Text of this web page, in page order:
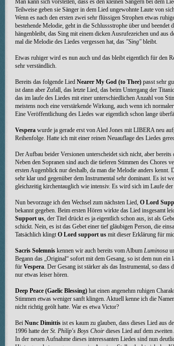
Teilweise geben sie Sänger in dem Lied ungewohnte Laute von
Wenn es nach den ersten zwei sehr flüssigen Strophen etwas
bestehende Melodie, geht in die Schlussstrophe über und
hängenbleibt, das Sing mit einem dicken Ausrufezeichen und
mal die Melodie des Liedes vergessen hat, das "Sing" bleibt.
Etwas ruhiger wird es nun auch und das bleibt eigentlich für den
sehr verständlich.
Bereits das folgende Lied Nearer My God (to Thee) passt sehr
ist dann aber Zufall, das letzte Lied, das beim Untergang der
das im laufe des Liedes mit einer unterschiedlichen Anzahl von
meistens noch eine verstärkende Wirkung, auch wenn ich
Eine Veröffentlichung des Liedes war eigentlich schon lange
Vespera wurde ja gerade erst von Aled Jones mit LIBERA neu
Reihenfolge. Hatte ich mit einer reinen Neuauflage des Liedes
Der Aufbau beider Versionen unterscheidet sich nicht, aber
Neben den Sopranen sind auch die tieferen Stimmen des
ersten Augenblick nur deshalb, da man die Melodie anders
sehr klar und gegenüber dem Instrumental sehr dominant. Es ist
gleichzeitig kirchentauglich wie intensiv. Es wird sich im Laufe
Nun bevorzuge ich den Wechsel zum nächsten Lied, O Lord
bekannt gegeben. Beim ersten Hören wirkte das Lied insgesamt
Support us , der Titel drückt es ja eigentlich schon aus, ist als
schickt. Nein, es ist das Gebet einer tief gläubigen Person, die
Tatsächlich klingt O Lord support us mit dieser Erklärung für
Sacris Solemnis kennen wir auch bereits vom Album Luminosa
Begann das „Original“ sofort mit dem Gesang, so ist dem nun
für Vespera . Der Gesang ist stärker als das Instrumental, so
nur etwas leiser hören.
Deep Peace (Gaelic Blessing) hat einen angenehm ruhigen
Stimmen etwas weniger sanft klingen. Aktuell kenne ich die
nicht richtig geölt hatte. War es etwa Victor?
Bei Nunc Dimittis ist es kaum zu glauben, dass dieses Lied aus
1996 hatte der St. Philip's Boys Choir dieses Lied auf dem
In der neuen Aufnahme dieses interessanten Liedes sind nun